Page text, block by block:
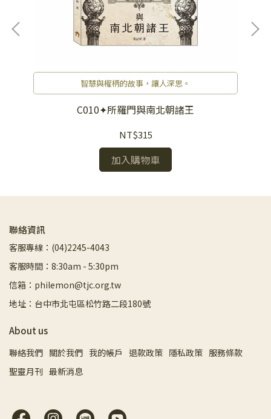
智慧與權柄的故事，讓人深思。
C010✦所羅門與南北朝諸王
NT$315
加入購物車
聯絡資訊
客服專線：(04)2245-4043
客服時間：8:30am - 5:30pm
信箱：philemon@tjc.org.tw
地址：台中市北屯區松竹路二段180號
About us
聯絡我們 關於我們 我的帳戶 退款政策 隱私政策 服務條款
聖靈月刊 最新消息